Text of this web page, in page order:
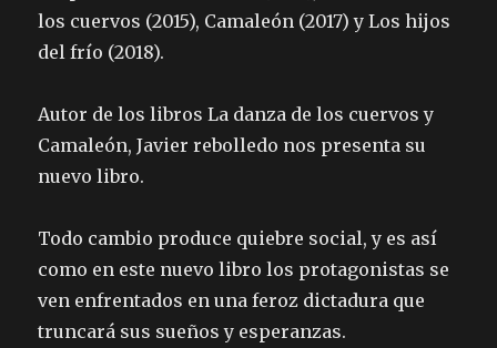
los cuervos (2015), Camaleón (2017) y Los hijos
del frío (2018).
Autor de los libros La danza de los cuervos y
Camaleón, Javier rebolledo nos presenta su
nuevo libro.
Todo cambio produce quiebre social, y es así
como en este nuevo libro los protagonistas se
ven enfrentados en una feroz dictadura que
truncará sus sueños y esperanzas.